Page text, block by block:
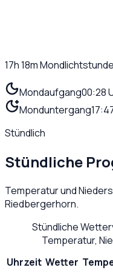
17h 18m
Mondaufgang00:28
Monduntergang
Stündlich
Stündliche
Temperatur und
Riedbergerhorn.
Stündliche
Temperatur,
Uhrzeit Wetter